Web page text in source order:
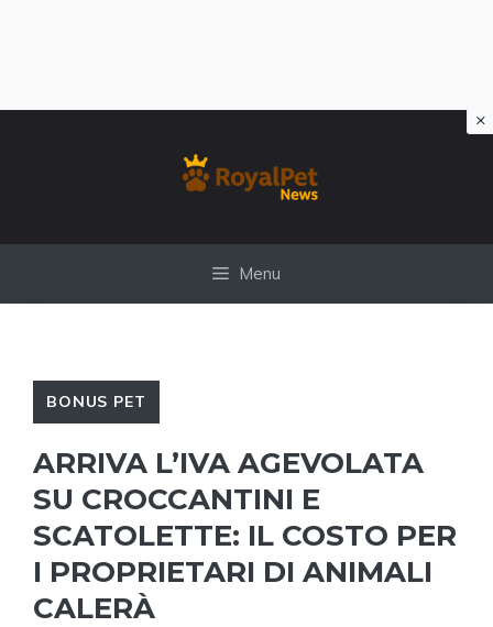
Menu
BONUS PET
ARRIVA L’IVA AGEVOLATA
SU CROCCANTINI E
SCATOLETTE: IL COSTO PER
I PROPRIETARI DI ANIMALI
CALERÀ
×